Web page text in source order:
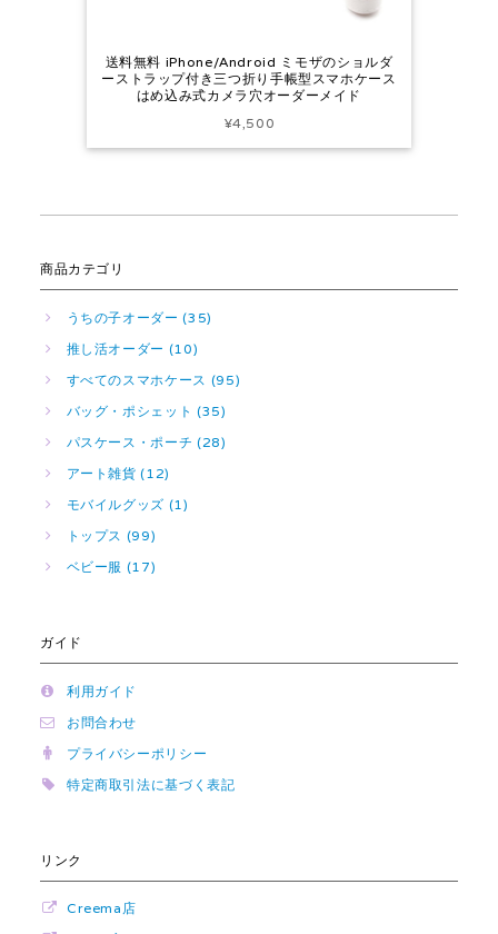
送料無料 iPhone/Android ミモザのショルダ
ーストラップ付き三つ折り手帳型スマホケース
はめ込み式カメラ穴オーダーメイド
¥4,500
商品カテゴリ
うちの子オーダー (35)
推し活オーダー (10)
すべてのスマホケース (95)
バッグ・ポシェット (35)
パスケース・ポーチ (28)
アート雑貨 (12)
モバイルグッズ (1)
トップス (99)
ベビー服 (17)
ガイド
利用ガイド
お問合わせ
プライバシーポリシー
特定商取引法に基づく表記
リンク
Creema店